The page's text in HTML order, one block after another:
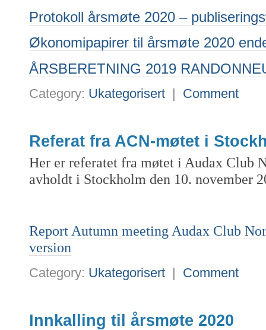
Protokoll årsmøte 2020 –
Økonomipapirer til årsmøte 2020
ÅRSBERETNING 2019
Category: Ukategorisert | Comment
Referat fra ACN-møtet i
Her er referatet fra møtet i Audax Club
avholdt i Stockholm den 10. november
Report Autumn meeting Audax Club
version
Category: Ukategorisert | Comment
Innkalling til årsmøte 2020